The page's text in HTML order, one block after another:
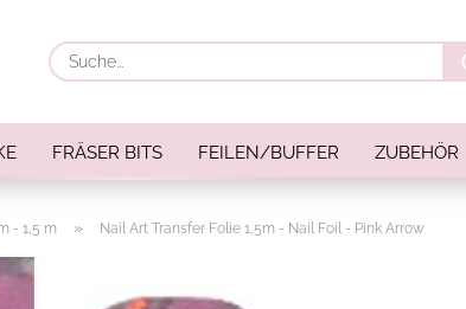
FRÄSER BITS FEILEN/BUFFER ZUBEHÖR
- 1,5 m » Nail Art Transfer Folie 1,5m - Nail Foil - Pink Arrow